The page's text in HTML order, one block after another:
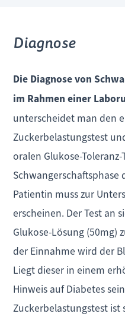
Diagnose
Die Diagnose von
im Rahmen einer
unterscheidet man den
Zuckerbelastungstest
oralen Glukose-
Patientin muss zur
erscheinen. Der Test an
Glukose-Lösung (50mg)
der Einnahme wird der
Liegt dieser in einem
Hinweis auf Diabetes
Zuckerbelastungstest ist